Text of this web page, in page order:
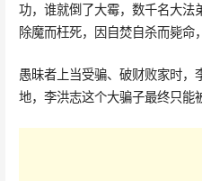
功，谁就倒了大霉，数千名大法
除魔而枉死，因自焚自杀而毙命
愚昧者上当受骗、破财败家时，
地，李洪志这个大骗子最终只能